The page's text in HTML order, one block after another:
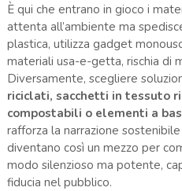
È qui che entrano in gioco i
attenta all’ambiente ma
plastica, utilizza gadget
materiali usa-e-getta, rischia di
Diversamente, scegliere
riciclati, sacchetti in tessuto
compostabili o elementi a
rafforza la narrazione
diventano così un mezzo per
modo silenzioso ma potente,
fiducia nel pubblico.